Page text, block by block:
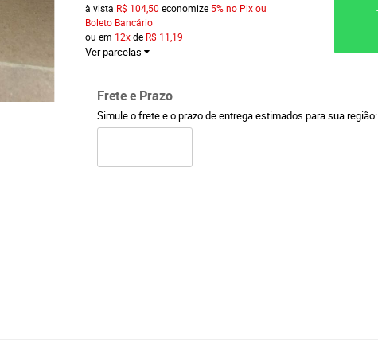
à vista R$ 104,50 economize 5% no Pix ou
Boleto Bancário
ou em 12xde R$ 11,19
Ver parcelas
Frete e Prazo
Simule o frete e o prazo de entrega estimados para sua região: